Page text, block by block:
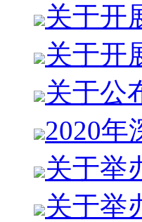
关于开
关于开
关于公
2020年
关于举
关于举